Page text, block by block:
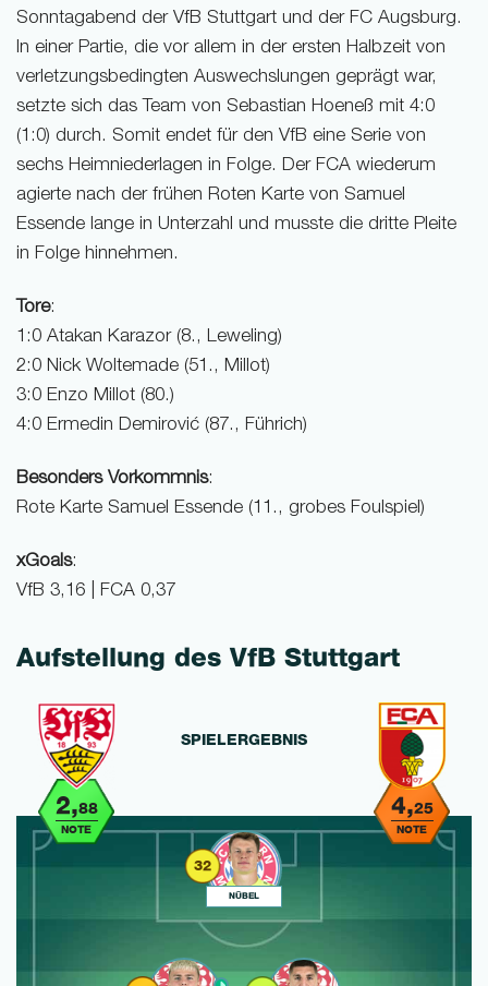
Sonntagabend der VfB Stuttgart und der FC Augsburg.
In einer Partie, die vor allem in der ersten Halbzeit von
verletzungsbedingten Auswechslungen geprägt war,
setzte sich das Team von Sebastian Hoeneß mit 4:0
(1:0) durch. Somit endet für den VfB eine Serie von
sechs Heimniederlagen in Folge. Der FCA wiederum
agierte nach der frühen Roten Karte von Samuel
Essende lange in Unterzahl und musste die dritte Pleite
in Folge hinnehmen.
Tore:
1:0 Atakan Karazor (8., Leweling)
2:0 Nick Woltemade (51., Millot)
3:0 Enzo Millot (80.)
4:0 Ermedin Demirović (87., Führich)
Besonders Vorkommnis:
Rote Karte Samuel Essende (11., grobes Foulspiel)
xGoals:
VfB 3,16 | FCA 0,37
Aufstellung des VfB Stuttgart
2,88
NOTE
4,25
NOTE
SPIELERGEBNIS
32
NÜBEL